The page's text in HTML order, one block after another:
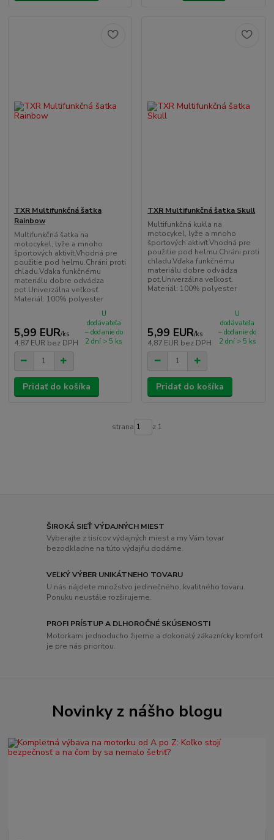
TXR Multifunkčná šatka
Rainbow
Multifunkčná šatka na
motocykel, lyže a mnoho
športových aktivít.Vhodná pre
použitie pod helmu.Chráni proti
chladu.Vďaka funkčnému
materiálu dobre odvádza
pot.Univerzálna veľkosť.
Materiál: 100% polyester
5,99 EUR/ks
4,87 EUR bez DPH
U
dodávateľa
– dodanie do
2 dní > 5 ks
Pridať do košíka
TXR Multifunkčná šatka Skull
Multifunkčná kukla na
motocykel, lyže a mnoho
športových aktivít.Vhodná pre
použitie pod helmu.Chráni proti
chladu.Vďaka funkčnému
materiálu dobre odvádza
pot.Univerzálna veľkosť.
Materiál: 100% polyester
5,99 EUR/ks
4,87 EUR bez DPH
U
dodávateľa
– dodanie do
2 dní > 5 ks
Pridať do košíka
strana z 1
ŠIROKÁ SIEŤ VÝDAJNÝCH MIEST
Vyberajte z tisícov výdajných miest a my Vám tovar
bezodkladne na túto výdajňu dodáme.
VEĽKÝ VÝBER UNIKÁTNEHO TOVARU
U nás nájdete množstvo jedinečného, ​​kvalitného tovaru.
Ponuku neustále rozširujeme.
PROFI PRÍSTUP A DLHOROČNÉ SKÚSENOSTI
Motorkami jednoducho žijeme a dokonalý zákaznícky komfort
je pre nás prioritou.
Novinky z nášho blogu